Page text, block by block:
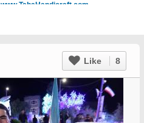
www.TahaHandicraft.com
Like 8